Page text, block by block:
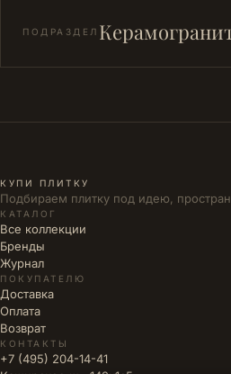
ПОДРАЗДЕЛ
КУПИ ПЛИТКУ
Подбираем плитку под идею,
КАТАЛОГ
Все коллекции
Бренды
Журнал
ПОКУПАТЕЛЮ
Доставка
Оплата
Возврат
КОНТАКТЫ
+7 (495) 204-14-41